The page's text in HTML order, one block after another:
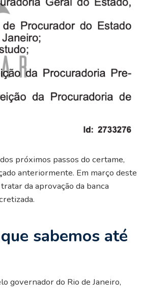
próximos passos do certame,
anteriormente. Em março deste
da aprovação da banca
sabemos até
governador do Rio de Janeiro,